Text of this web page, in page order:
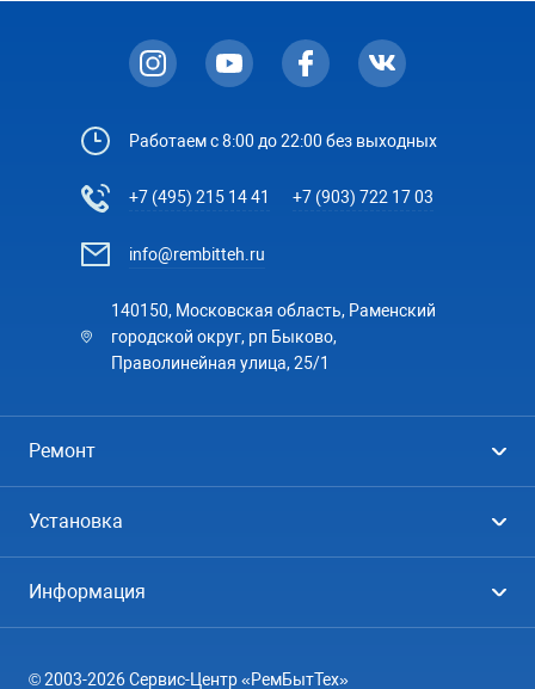
Работаем с 8:00 до 22:00 без выходных
+7 (495) 215 14 41 +7 (903) 722 17 03
info@rembitteh.ru
140150, Московская область, Раменский
городской округ, рп Быково,
Праволинейная улица, 25/1
Ремонт
Посудомоечные машины
Установка
Кондиционеры
Информация
© 2003-2026 Сервис-Центр «РемБытТех»